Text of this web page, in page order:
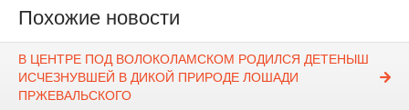
Похожие новости
В ЦЕНТРЕ ПОД ВОЛОКОЛАМСКОМ РОДИЛСЯ ДЕТЕНЫШ
ИСЧЕЗНУВШЕЙ В ДИКОЙ ПРИРОДЕ ЛОШАДИ
ПРЖЕВАЛЬСКОГО